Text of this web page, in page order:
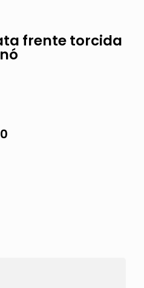
frente torcida
nó